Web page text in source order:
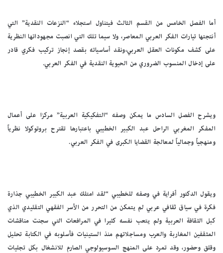
أما الفصل الخامس من القسم الثالث فيتناول استجلاء “النزعات النقدية” التي
أنتجتها تيارات الفكر العربي المعاصر، ولا سيما تلك التي انصبت مجهوداتها النظرية
على كشف مكونات العقل العربي،ونقد أساسياته بقصد إنجاز تركيب فكري قادر
على إدخال المنسوب الضروري من الحيوية النقدية في الفكر العربي.
ويشرح الفصل السادس ما يمكن وصفه “التفكيكية العربية” مركزا على أعمال
المفكر المغربي الراحل عبد الكبير الخطيبي باعتبارها تقترح بروتوكولا نظرياً
ومنهجياً وجمالياً لمعالجة القضايا الكبرى في الفكر العربي.
ويقول الدكتور أفراية في وصفه للخطيبي “لقد امتلك عبد الكبير الخطيبي جذارة
فكرة في سياق ثقافي عربي لم يتمكن من التحرر من الأسر الفقهي التقليدي الذي
كبل الثقافة العربية ولم يتعب نفسه كثيرا في المرافعات التي سجنت مناقشات
المثقفين المغاربة والعرب ومساجلاتهم منذ الستينيات فأسلوبه في الكتابة تحليل
وقلق وحضور، وقد تمرد على المنهج السوسيولوجي الصارم للانشغال بكل تجليات